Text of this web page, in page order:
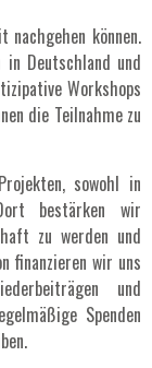
können.
Deutschland und
Workshops
die Teilnahme zu
sowohl in
bestärken wir
zu werden und
finanzieren wir uns
und
Spenden